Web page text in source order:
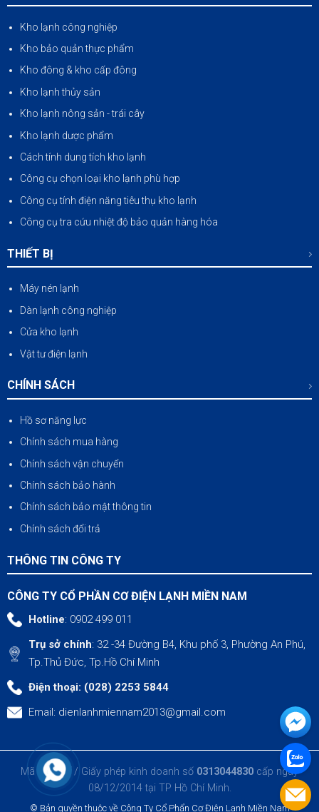
Kho lạnh công nghiệp
Kho bảo quản thực phẩm
Kho đông & kho cấp đông
Kho lạnh thủy sản
Kho lạnh nông sản -trái cây
Kho lạnh dược phẩm
Cách tính dung tích kho lạnh
Công cụ chọn loại kho lạnh phù hợp
Công cụ tính điện năng tiêu thụ kho lạnh
Công cụ tra cứu nhiệt độ bảo quản hàng hóa
THIẾT BỊ
Máy nén lạnh
Dàn lạnh công nghiệp
Cửa kho lạnh
Vật tư điện lạnh
CHÍNH SÁCH
Hồ sơ năng lực
Chính sách mua hàng
Chính sách vận chuyển
Chính sách bảo hành
Chính sách bảo mật thông tin
Chính sách đổi trả
THÔNG TIN CÔNG TY
CÔNG TY CỔ PHẦN CƠ ĐIỆN LẠNH MIỀN NAM
Hotline: 0902 499 011
Trụ sở chính: 32 -34 Đường B4, Khu phố 3, Phường An Phú,
Tp.Thủ Đức, Tp.Hồ Chí Minh
Điện thoại: (028) 2253 5844
Email: dienlanhmiennam2013@gmail.com
Mã số thuế / Giấy phép kinh doanh số 0313044830 cấp ngày
08/12/2014 tại TP Hồ Chí Minh.
© Bản quyền thuộc về Công Ty Cổ Phẩn Cơ Điện Lạnh Miền Nam